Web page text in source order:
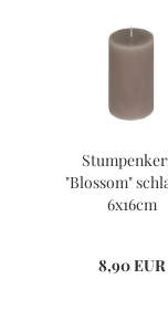
"Blossom"
6x16cm
8,90 EUR